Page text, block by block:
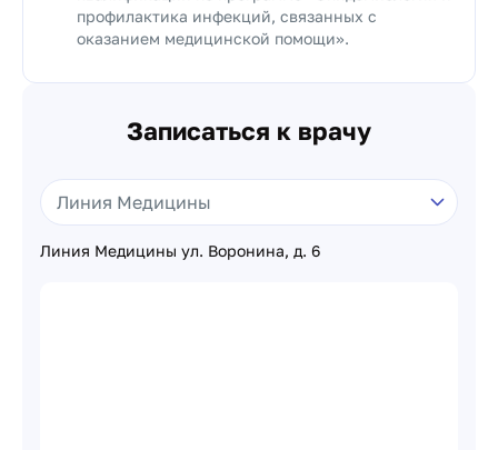
профилактика инфекций, связанных с
оказанием медицинской помощи».
Записаться к врачу
Линия Медицины ул. Воронина, д. 6